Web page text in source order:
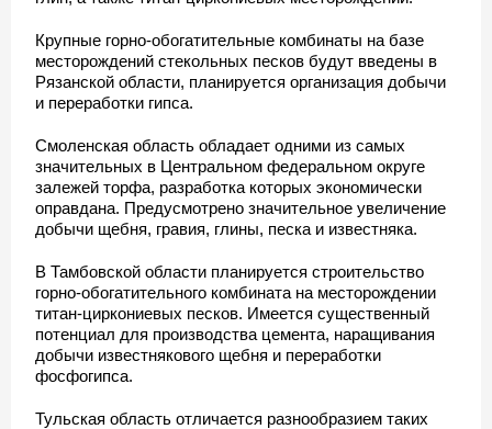
Крупные горно-обогатительные комбинаты на базе
месторождений стекольных песков будут введены в
Рязанской области, планируется организация добычи
и переработки гипса.
Смоленская область обладает одними из самых
значительных в Центральном федеральном округе
залежей торфа, разработка которых экономически
оправдана. Предусмотрено значительное увеличение
добычи щебня, гравия, глины, песка и известняка.
В Тамбовской области планируется строительство
горно-обогатительного комбината на месторождении
титан-циркониевых песков. Имеется существенный
потенциал для производства цемента, наращивания
добычи известнякового щебня и переработки
фосфогипса.
Тульская область отличается разнообразием таких